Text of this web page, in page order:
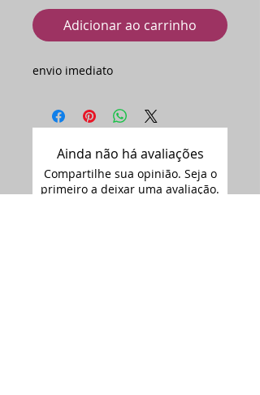
Adicionar ao carrinho
envio imediato
Ainda não há avaliações
Compartilhe sua opinião. Seja o
primeiro a deixar uma avaliação.